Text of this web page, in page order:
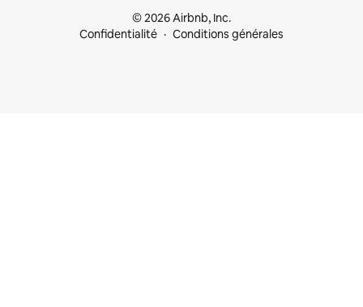
© 2026 Airbnb, Inc.
Confidentialité
Conditions générales